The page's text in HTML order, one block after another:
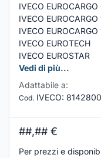
IVECO
IVECO EUROCARGO
IVECO EUROCARGO
IVECO EUROTECH
IVECO EUROSTAR
Vedi di più...
Adattabile a:
Cod. IVECO: 8142800
##,## €
Per prezzi e